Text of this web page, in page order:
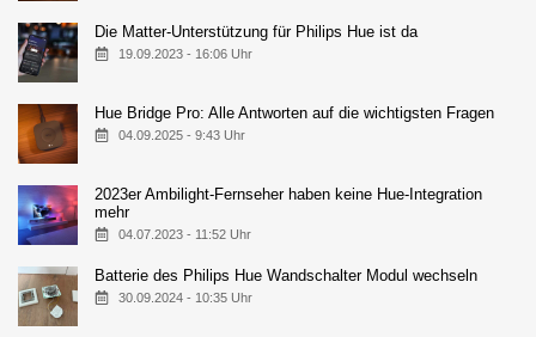
Die Matter-Unterstützung für Philips Hue ist da
19.09.2023 - 16:06 Uhr
Hue Bridge Pro: Alle Antworten auf die wichtigsten Fragen
04.09.2025 - 9:43 Uhr
2023er Ambilight-Fernseher haben keine Hue-Integration
mehr
04.07.2023 - 11:52 Uhr
Batterie des Philips Hue Wandschalter Modul wechseln
30.09.2024 - 10:35 Uhr